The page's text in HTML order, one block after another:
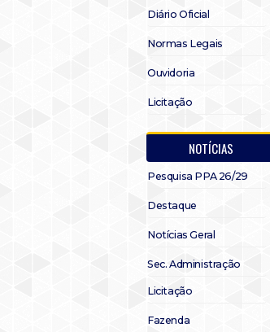
Diário Oficial
Normas Legais
Ouvidoria
Licitação
NOTÍCIAS
Pesquisa PPA 26/29
Destaque
Notícias Geral
Sec. Administração
Licitação
Fazenda